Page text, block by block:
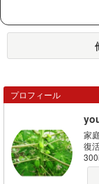
プロフィール
家
復